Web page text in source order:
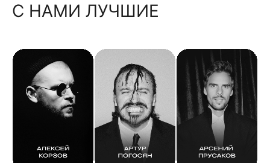
С НАМИ ЛУЧШИЕ